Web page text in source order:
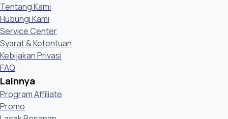
Tentang Kami
Hubungi Kami
Service Center
Syarat & Ketentuan
Kebijakan Privasi
FAQ
Lainnya
Program Affiliate
Promo